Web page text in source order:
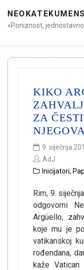
«Poniznost,
KIKO
ZA
9. siječnja
AdJ
Inicijatori,
Rim, 9.
odgovorni
Argüello,
koje mu je
vatikanskoj
rođendana,
kaže